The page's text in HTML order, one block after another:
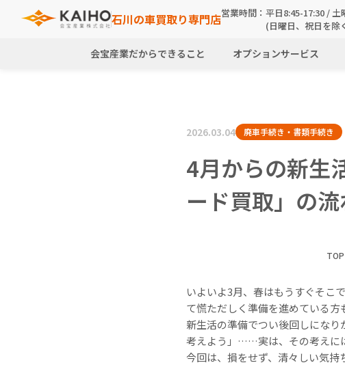
石川の車買取り専門店営業時間：平日8:45-17:30 / 土
(日曜日、祝日を除
会宝産業だからできること オプションサービス
2026.03.04 廃車手続き・書類手続き
4月からの新生
ード買取」の
TOP
いよいよ3月、春はもうすぐそこ
て慌ただしく準備を進めている方
新生活の準備でつい後回しにな
考えよう」……実は、その考えに
今回は、損をせず、清々しい気持